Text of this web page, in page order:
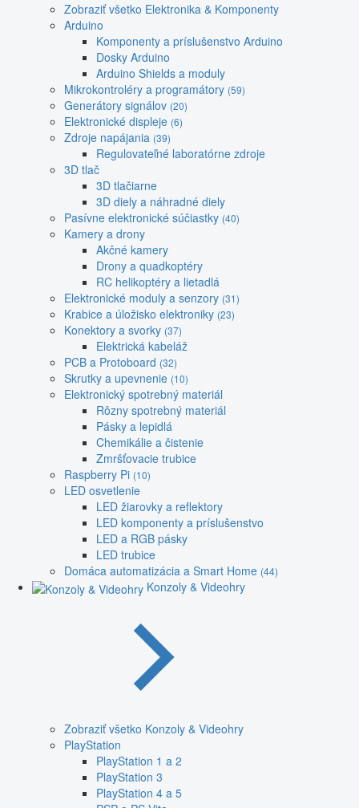
Zobraziť všetko Elektronika & Komponenty
Arduino
Komponenty a príslušenstvo Arduino
Dosky Arduino
Arduino Shields a moduly
Mikrokontroléry a programátory (59)
Generátory signálov (20)
Elektronické displeje (6)
Zdroje napájania (39)
Regulovateľné laboratórne zdroje
3D tlač
3D tlačiarne
3D diely a náhradné diely
Pasívne elektronické súčiastky (40)
Kamery a drony
Akčné kamery
Drony a quadkoptéry
RC helikoptéry a lietadlá
Elektronické moduly a senzory (31)
Krabice a úložisko elektroniky (23)
Konektory a svorky (37)
Elektrická kabeláž
PCB a Protoboard (32)
Skrutky a upevnenie (10)
Elektronický spotrebný materiál
Rôzny spotrebný materiál
Pásky a lepidlá
Chemikálie a čistenie
Zmršťovacie trubice
Raspberry Pi (10)
LED osvetlenie
LED žiarovky a reflektory
LED komponenty a príslušenstvo
LED a RGB pásky
LED trubice
Domáca automatizácia a Smart Home (44)
Konzoly & Videohry
Zobraziť všetko Konzoly & Videohry
PlayStation
PlayStation 1 a 2
PlayStation 3
PlayStation 4 a 5